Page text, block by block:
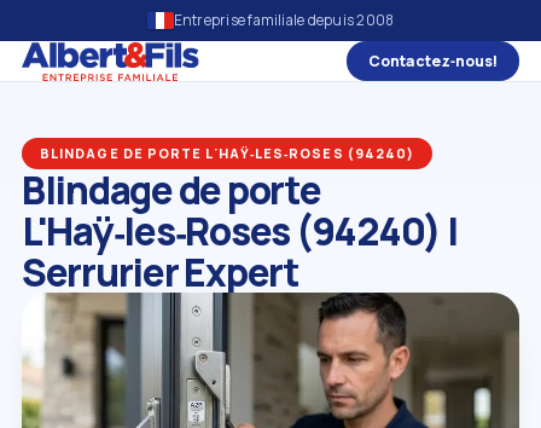
Entreprise familiale depuis 2008
Contactez‑nous!
BLINDAGE DE PORTE L'HAŸ‑LES‑ROSES (94240)
Blindage de porte
L'Haÿ‑les‑Roses (94240) |
Serrurier Expert